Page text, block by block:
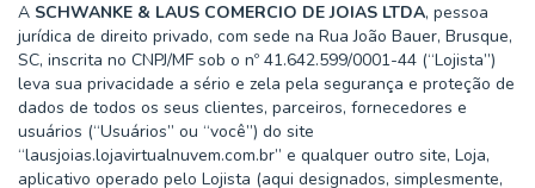
A SCHWANKE & LAUS COMERCIO DE JOIAS LTDA, pessoa
jurídica de direito privado, com sede na Rua João Bauer, Brusque,
SC, inscrita no CNPJ/MF sob o nº 41.642.599/0001-44 (“Lojista”)
leva sua privacidade a sério e zela pela segurança e proteção de
dados de todos os seus clientes, parceiros, fornecedores e
usuários (“Usuários” ou “você”) do site
“lausjoias.lojavirtualnuvem.com.br” e qualquer outro site, Loja,
aplicativo operado pelo Lojista (aqui designados, simplesmente,